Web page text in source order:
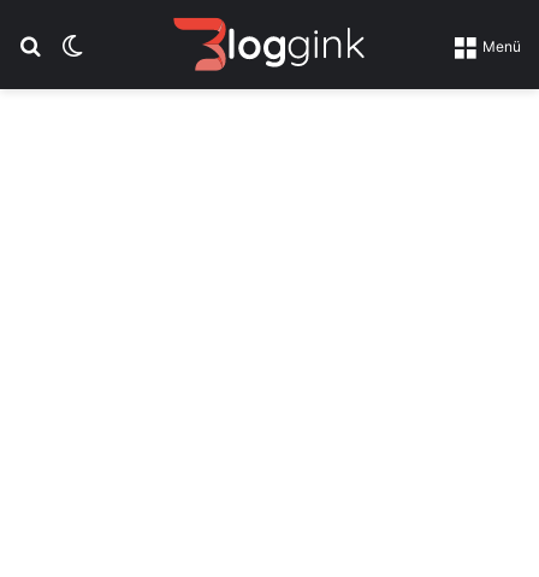
Suchen nach
Skin umschalten Menü